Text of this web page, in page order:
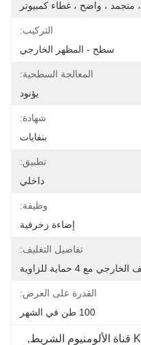
التركيب:
سطح - المظهر الخارجي
المعالجة السطحية:
يؤنود
شهادة:
بنفايات
تطبيق:
داخلي
وظيفة:
إضاءة زخرفية
تفاصيل التغليف:
4 حماية للزاوية
القدرة على العرض:
100 طن في الشهر
,